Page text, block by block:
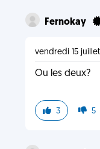
Fernokay
vendredi 15 juillet
Ou les deux?
3 5